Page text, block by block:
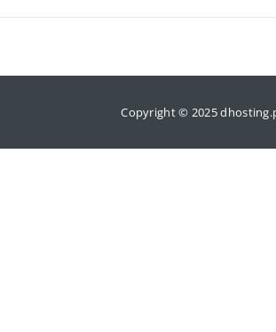
Copyright © 2025